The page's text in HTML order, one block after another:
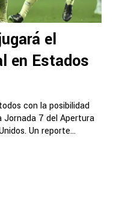
el
en Estados
con la posibilidad
Jornada 7 del Apertura
Un reporte...